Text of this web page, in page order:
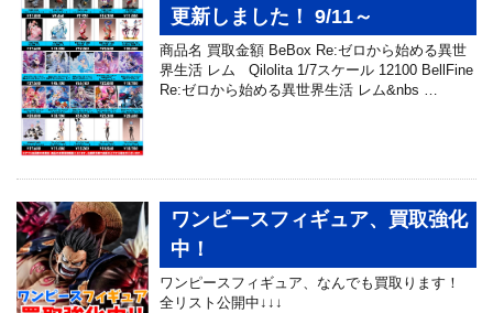
更新しました！ 9/11～
商品名 買取金額 BeBox Re:ゼロから始める異世
界生活 レム Qilolita 1/7スケール 12100 BellFine
Re:ゼロから始める異世界生活 レム&nbs …
ワンピースフィギュア、買取強化
中！
ワンピースフィギュア、なんでも買取ります！
全リスト公開中↓↓↓